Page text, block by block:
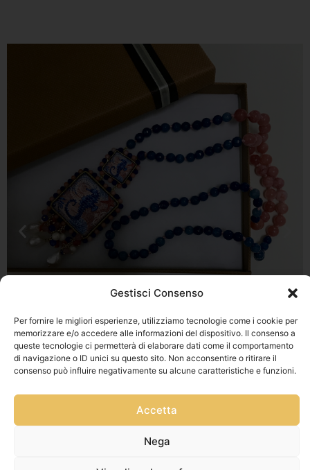
Gestisci Consenso
Per fornire le migliori esperienze, utilizziamo tecnologie come i cookie per
memorizzare e/o accedere alle informazioni del dispositivo. Il consenso a
queste tecnologie ci permetterà di elaborare dati come il comportamento
di navigazione o ID unici su questo sito. Non acconsentire o ritirare il
consenso può influire negativamente su alcune caratteristiche e funzioni.
Accetta
Nega